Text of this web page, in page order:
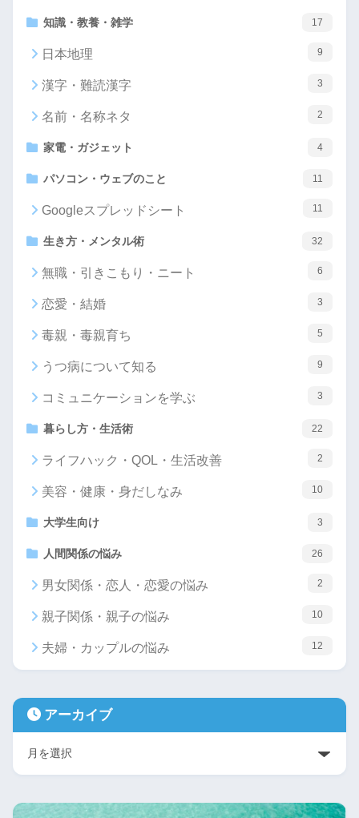
知識・教養・雑学 17
日本地理 9
漢字・難読漢字 3
名前・名称ネタ 2
家電・ガジェット 4
パソコン・ウェブのこと 11
Googleスプレッドシート 11
生き方・メンタル術 32
無職・引きこもり・ニート 6
恋愛・結婚 3
毒親・毒親育ち 5
うつ病について知る 9
コミュニケーションを学ぶ 3
暮らし方・生活術 22
ライフハック・QOL・生活改善 2
美容・健康・身だしなみ 10
大学生向け 3
人間関係の悩み 26
男女関係・恋人・恋愛の悩み 2
親子関係・親子の悩み 10
夫婦・カップルの悩み 12
アーカイブ